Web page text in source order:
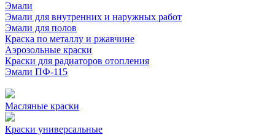
Эмали
Эмали для внутренних и наружных работ
Эмали для полов
Краска по металлу и ржавчине
Аэрозольные краски
Краски для радиаторов отопления
Эмали ПФ-115
Масляные краски
Краски универсальные